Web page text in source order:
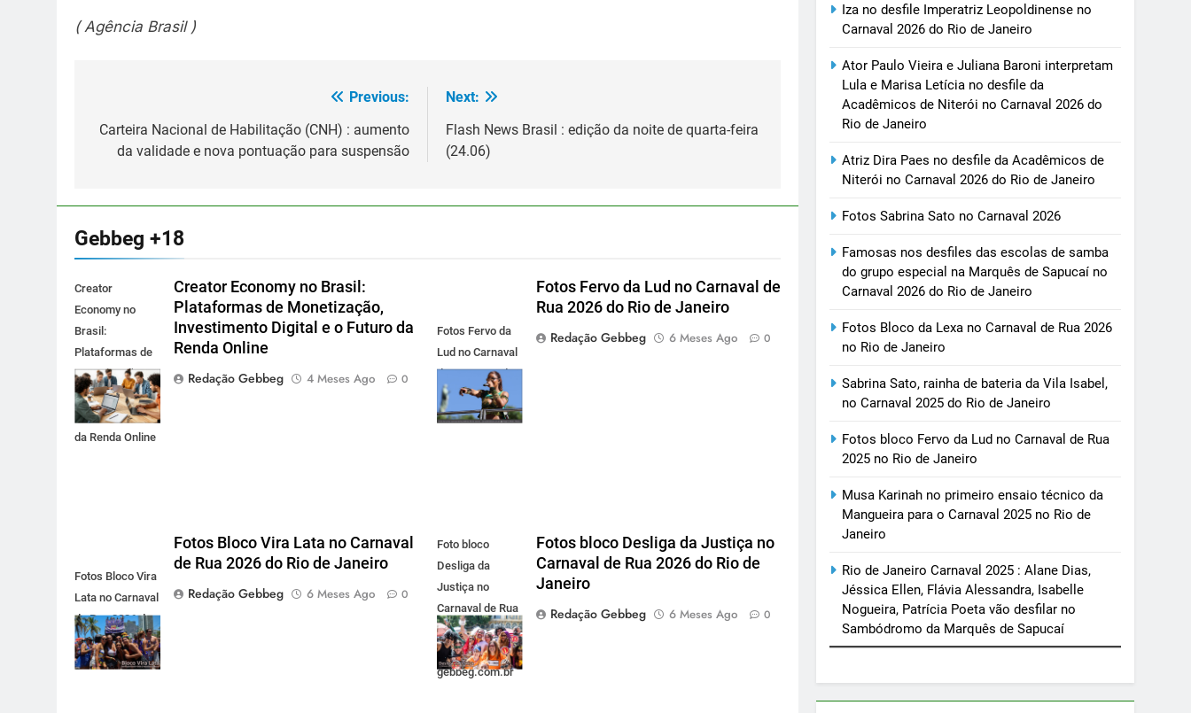
( Agência Brasil )
de
Previous:
Carteira Nacional de Habilitação (CNH) : aumento
da validade e nova pontuação para suspensão
Next:
Flash News Brasil : edição da noite de quarta-feira
(24.06)
Gebbeg +18
Creator
Economy no
Brasil:
Plataformas de
Monetização,
Investimento
Digital e o Futuro
da Renda Online
Creator Economy no Brasil:
Plataformas de Monetização,
Investimento Digital e o Futuro da
Renda Online
Redação Gebbeg
4 Meses Ago 0
Fotos Fervo da
Lud no Carnaval
de Rua 2026 do
Rio de Janeiro
Fotos Fervo da Lud no Carnaval de
Rua 2026 do Rio de Janeiro
Redação Gebbeg
6 Meses Ago 0
Fotos Bloco Vira
Lata no Carnaval
de Rua 2026 do
Rio de Janeiro
Fotos Bloco Vira Lata no Carnaval
de Rua 2026 do Rio de Janeiro
Redação Gebbeg
6 Meses Ago 0
Foto bloco
Desliga da
Justiça no
Carnaval de Rua
2026 do Rio de
Janeiro -
gebbeg.com.br
Fotos bloco Desliga da Justiça no
Carnaval de Rua 2026 do Rio de
Janeiro
Redação Gebbeg
6 Meses Ago 0
Iza no desfile Imperatriz Leopoldinense no
Carnaval 2026 do Rio de Janeiro
Ator Paulo Vieira e Juliana Baroni interpretam
Lula e Marisa Letícia no desfile da
Acadêmicos de Niterói no Carnaval 2026 do
Rio de Janeiro
Atriz Dira Paes no desfile da Acadêmicos de
Niterói no Carnaval 2026 do Rio de Janeiro
Fotos Sabrina Sato no Carnaval 2026
Famosas nos desfiles das escolas de samba
do grupo especial na Marquês de Sapucaí no
Carnaval 2026 do Rio de Janeiro
Fotos Bloco da Lexa no Carnaval de Rua 2026
no Rio de Janeiro
Sabrina Sato, rainha de bateria da Vila Isabel,
no Carnaval 2025 do Rio de Janeiro
Fotos bloco Fervo da Lud no Carnaval de Rua
2025 no Rio de Janeiro
Musa Karinah no primeiro ensaio técnico da
Mangueira para o Carnaval 2025 no Rio de
Janeiro
Rio de Janeiro Carnaval 2025 : Alane Dias,
Jéssica Ellen, Flávia Alessandra, Isabelle
Nogueira, Patrícia Poeta vão desfilar no
Sambódromo da Marquês de Sapucaí